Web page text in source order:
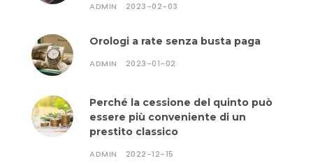
ADMIN 2023-02-03
Orologi a rate senza busta paga
ADMIN 2023-01-02
Perché la cessione del quinto può
essere più conveniente di un
prestito classico
ADMIN 2022-12-15